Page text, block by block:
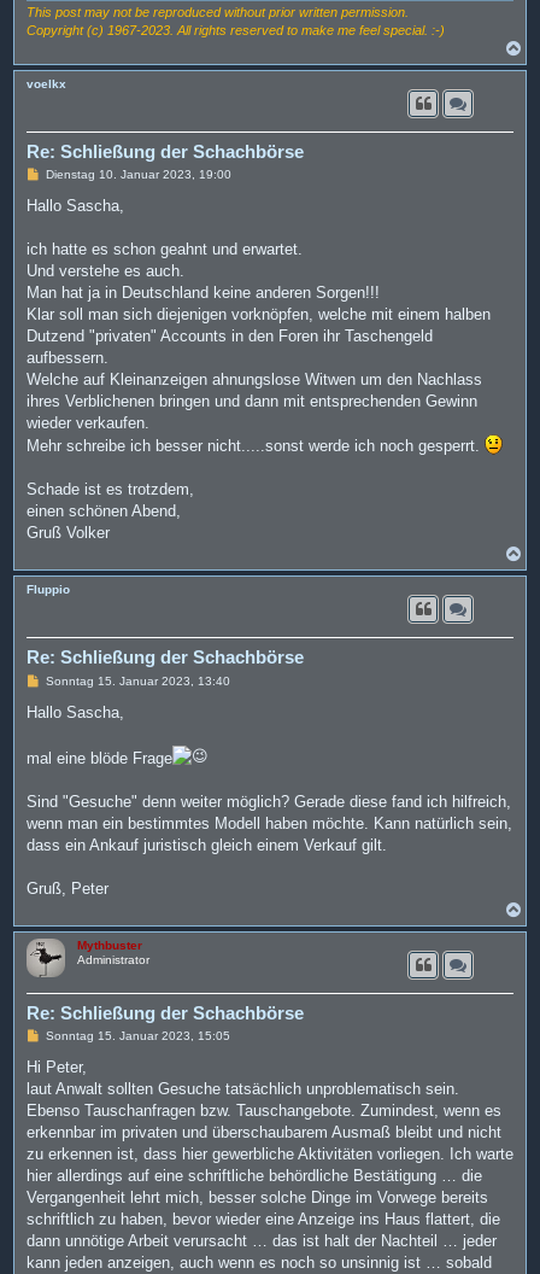
This post may not be reproduced without prior written permission.
Copyright (c) 1967-2023. All rights reserved to make me feel special. :-)
a
voelkx
Re: Schließung der Schachbörse
B
i
a
Dienstag 10. Januar 2023, 19:00
Hallo Sascha,
ich hatte es schon geahnt und erwartet.
Und verstehe es auch.
Man hat ja in Deutschland keine anderen Sorgen!!!
Klar soll man sich diejenigen vorknöpfen, welche mit einem halben
Dutzend "privaten" Accounts in den Foren ihr Taschengeld
aufbessern.
Welche auf Kleinanzeigen ahnungslose Witwen um den Nachlass
ihres Verblichenen bringen und dann mit entsprechenden Gewinn
wieder verkaufen.
Mehr schreibe ich besser nicht.....sonst werde ich noch gesperrt.
Schade ist es trotzdem,
einen schönen Abend,
Gruß Volker
a
Fluppio
Re: Schließung der Schachbörse
B
i
g
Sonntag 15. Januar 2023, 13:40
Hallo Sascha,
mal eine blöde Frage
Sind "Gesuche" denn weiter möglich? Gerade diese fand ich hilfreich,
wenn man ein bestimmtes Modell haben möchte. Kann natürlich sein,
dass ein Ankauf juristisch gleich einem Verkauf gilt.
Gruß, Peter
a
Mythbuster
Administrator
Re: Schließung der Schachbörse
B
r
a
Sonntag 15. Januar 2023, 15:05
Hi Peter,
laut Anwalt sollten Gesuche tatsächlich unproblematisch sein.
Ebenso Tauschanfragen bzw. Tauschangebote. Zumindest, wenn es
erkennbar im privaten und überschaubarem Ausmaß bleibt und nicht
zu erkennen ist, dass hier gewerbliche Aktivitäten vorliegen. Ich warte
hier allerdings auf eine schriftliche behördliche Bestätigung … die
Vergangenheit lehrt mich, besser solche Dinge im Vorwege bereits
schriftlich zu haben, bevor wieder eine Anzeige ins Haus flattert, die
dann unnötige Arbeit verursacht … das ist halt der Nachteil … jeder
kann jeden anzeigen, auch wenn es noch so unsinnig ist … sobald